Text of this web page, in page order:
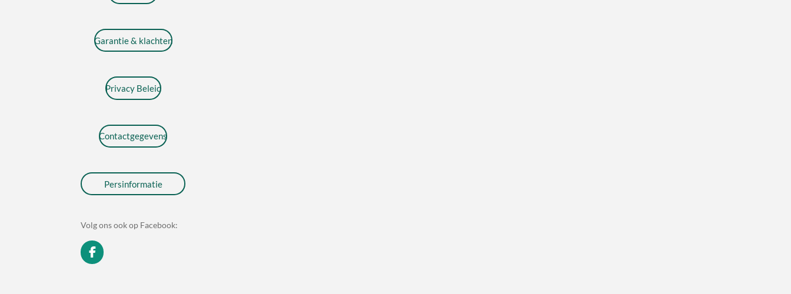
Garantie & klachten
Privacy Beleid
Contactgegevens
Persinformatie
Volg ons ook op Facebook:
F
a